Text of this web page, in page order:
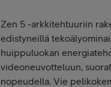
Zen 5 -arkkitehtuuriin
edistyneillä
huippuluokan
videoneuvotteluun,
nopeudella. Vie